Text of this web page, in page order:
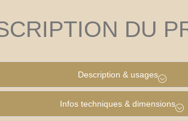
DU
Description & usages
Infos techniques & dimensions